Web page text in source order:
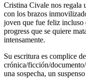
Cristina Civale nos regala
con los brazos
joven que fue feliz
progress que se quiere
intensamente.
Su escritura es complice
crónica/ficción/
una sospecha, un